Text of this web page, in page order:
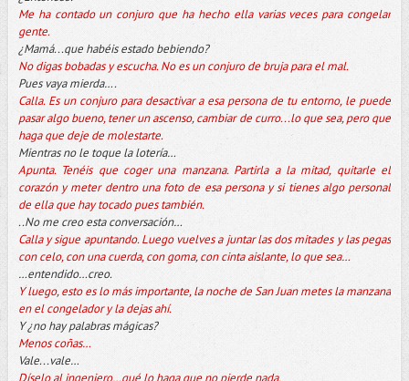
Me ha contado un conjuro que ha hecho ella varias veces para congelar
gente.
¿Mamá...que habéis estado bebiendo?
No digas bobadas y escucha. No es un conjuro de bruja para el mal.
Pues vaya mierda….
Calla. Es un conjuro para desactivar a esa persona de tu entorno, le puede
pasar algo bueno, tener un ascenso, cambiar de curro...lo que sea, pero que
haga que deje de molestarte.
Mientras no le toque la lotería…
Apunta. Tenéis que coger una manzana. Partirla a la mitad, quitarle el
corazón y meter dentro una foto de esa persona y si tienes algo personal
de ella que hay tocado pues también.
..No me creo esta conversación…
Calla y sigue apuntando. Luego vuelves a juntar las dos mitades y las pegas
con celo, con una cuerda, con goma, con cinta aislante, lo que sea…
…entendido…creo.
Y luego, esto es lo más importante, la noche de San Juan metes la manzana
en el congelador y la dejas ahí.
Y ¿no hay palabras mágicas?
Menos coñas…
Vale...vale…